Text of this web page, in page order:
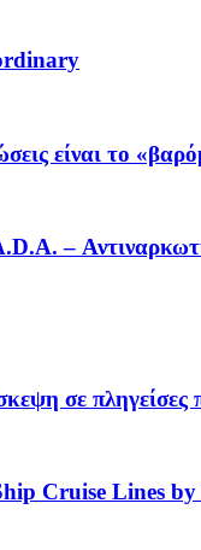
είναι το
–
σε πληγείσες
Cruise Lines